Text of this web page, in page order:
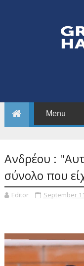
Ανδρέου :
σύνολο που
Editor September